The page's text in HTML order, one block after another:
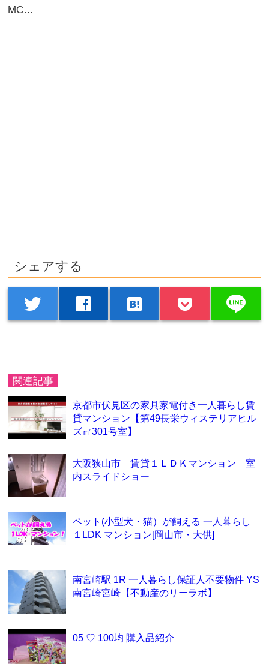
MC…
シェアする
twitter facebook hatenabookmark line
関連記事
京都市伏見区の家具家電付き一人暮らし賃
貸マンション【第49長栄ウィステリアヒル
ズ㎡301号室】
大阪狭山市 賃貸１ＬＤＫマンション 室
内スライドショー
ペット(小型犬・猫）が飼える 一人暮らし
１LDK マンション[岡山市・大供]
南宮崎駅 1R 一人暮らし保証人不要物件 YS
南宮崎宮崎【不動産のリーラボ】
05 ♡ 100均 購入品紹介